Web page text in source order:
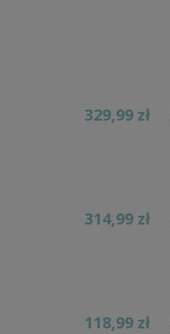
329,99 zł
314,99 zł
118,99 zł